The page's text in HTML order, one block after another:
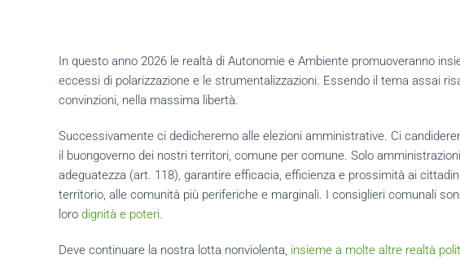
In questo anno 2026 le realtà di Autonomie e Ambiente promuoveranno
eccessi di polarizzazione e le strumentalizzazioni. Essendo il tema assai
convinzioni, nella massima libertà.
Successivamente ci dedicheremo alle elezioni amministrative. Ci
il buongoverno dei nostri territori, comune per comune. Solo
adeguatezza (art. 118), garantire efficacia, efficienza e prossimità ai
territorio, alle comunità più periferiche e marginali. I consiglieri comunali
loro dignità e poteri.
Deve continuare la nostra lotta nonviolenta, insieme a molte altre realtà